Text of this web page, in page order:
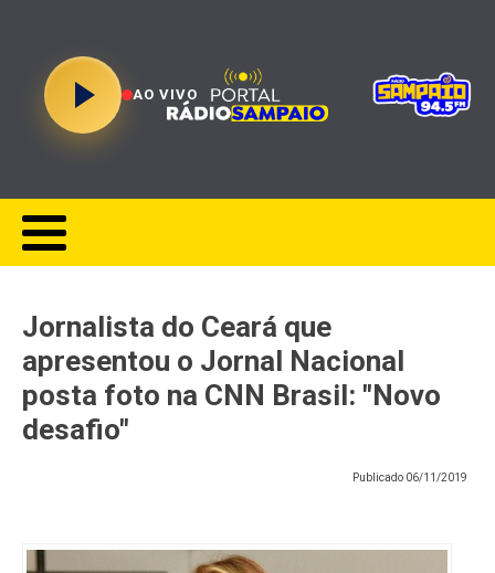
AO VIVO
Jornalista do Ceará que
apresentou o Jornal Nacional
posta foto na CNN Brasil: "Novo
desafio"
Publicado 06/11/2019